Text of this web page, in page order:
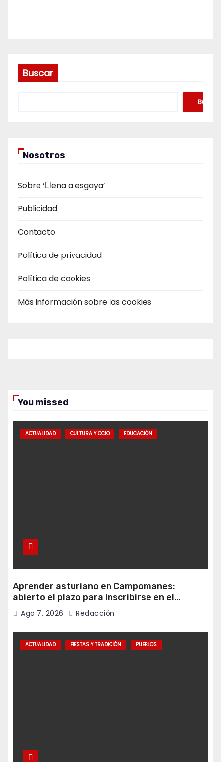
Buscar
Buscar
Nosotros
Sobre ‘Ḷḷena a esgaya’
Publicidad
Contacto
Política de privacidad
Política de cookies
Más información sobre las cookies
You missed
ACTUALIDAD CULTURA Y OCIO EDUCACIÓN
Aprender asturiano en Campomanes:
abierto el plazo para inscribirse en el
programa Falamos
Ago 7, 2026 Redacción
ACTUALIDAD FIESTAS Y TRADICIÓN PUEBLOS